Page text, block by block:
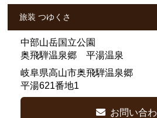
旅装 つゆくさ
中部山岳国立公園
奥飛騨温泉郷 平湯温泉
岐阜県高山市奥飛騨温泉郷
平湯621番地1
お問い合